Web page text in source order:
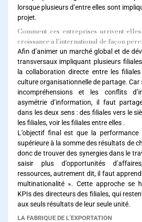
lorsque plusieurs d’entre elles sont
projet.
Comment ces entreprises arrivent-
croissance à l’international de façon
Afin d’animer un marché global et de
transversaux impliquant plusieurs
la collaboration directe entre les
culture organisationnelle de partage. Car
incompréhensions et les conflits
asymétrie d’information, il faut
dans les deux sens : des filiales vers le
les filiales, voir les filiales entre elles .
L’objectif final est que la performance
supérieure à la somme des résultats de
donc de trouver des synergies dans le
saisir plus d’opportunités
ressources, autrement dit, il faut
multinationalité ». Cette approche se
KPIs des directeurs des filiales, qui
aux seuls résultats de leur seule unité.
LA FABRIQUE DE L’EXPORTATION